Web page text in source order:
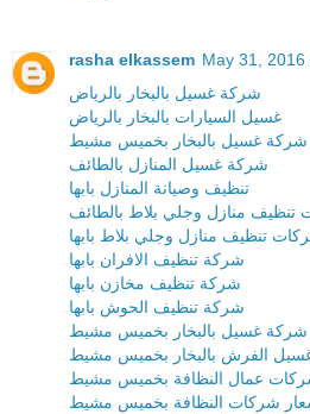
rasha elkassem May 31, 2016
شركة غسيل بالبخار بالرياض
غسيل السيارات بالبخار بالرياض
شركة غسيل بالبخار بخميس مشيط
شركة غسيل المنازل بالطائف
تنظيف وصيانة المنازل بابها
تنظيف منازل وجلي بلاط بالطائف
تنظيف منازل وجلي بلاط بابها
شركة تنظيف الافران بابها
شركة تنظيف مخازن بابها
شركة تنظيف الحوش بابها
شركة غسيل بالبخار بخميس مشيط
الفرش بالبخار بخميس مشيط
عمال النظافة بخميس مشيط
شركات النظافة بخميس مشيط